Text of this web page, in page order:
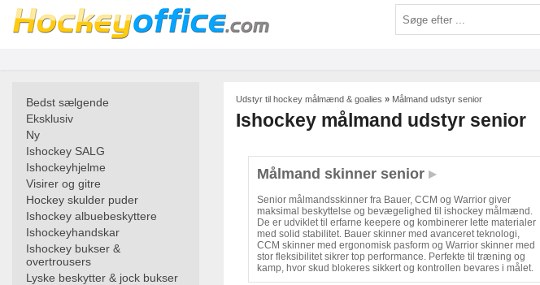
Bedst sælgende
Eksklusiv
Ny
Ishockey SALG
Ishockeyhjelme
Visirer og gitre
Hockey skulder puder
Ishockey albuebeskyttere
Ishockeyhandskar
Ishockey bukser &
overtrousers
Lyske beskytter & jock bukser
Udstyr til hockey målmænd & goalies » Målmand udstyr senior
Ishockey målmand udstyr senior
Målmand skinner senior
Senior målmandsskinner fra Bauer, CCM og Warrior giver
maksimal beskyttelse og bevægelighed til ishockey målmænd.
De er udviklet til erfarne keepere og kombinerer lette materialer
med solid stabilitet. Bauer skinner med avanceret teknologi,
CCM skinner med ergonomisk pasform og Warrior skinner med
stor fleksibilitet sikrer top performance. Perfekte til træning og
kamp, hvor skud blokeres sikkert og kontrollen bevares i målet.